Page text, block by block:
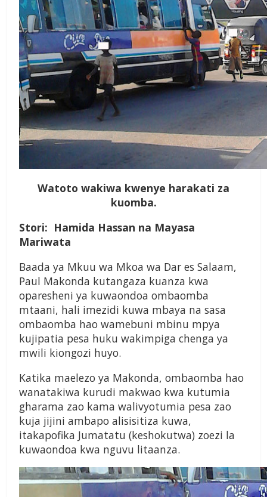
Watoto wakiwa kwenye harakati za
kuomba.
Stori: Hamida Hassan na Mayasa
Mariwata
Baada ya Mkuu wa Mkoa wa Dar es Salaam,
Paul Makonda kutangaza kuanza kwa
oparesheni ya kuwaondoa ombaomba
mtaani, hali imezidi kuwa mbaya na sasa
ombaomba hao wamebuni mbinu mpya
kujipatia pesa huku wakimpiga chenga ya
mwili kiongozi huyo.
Katika maelezo ya Makonda, ombaomba hao
wanatakiwa kurudi makwao kwa kutumia
gharama zao kama walivyotumia pesa zao
kuja jijini ambapo alisisitiza kuwa,
itakapofika Jumatatu (keshokutwa) zoezi la
kuwaondoa kwa nguvu litaanza.